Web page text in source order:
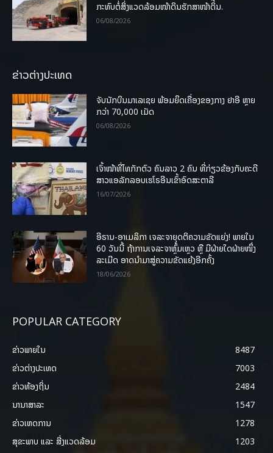
ກະທົບຕໍ່ສິ່ງແວດລ້ອມໜ້າດິນຮັກສາໜ້າດິນ.
06/08/2026
ຂ່າວຕ່າງປະເທດ
ຈັບນັກບິນມາເລເຊຍ ພ້ອມຍຶດເຄື່ອງຂອງກາງ ຢາອີ ຫຼາຍ
ກວ່າ 70,000 ເມັດ
06/08/2026
ເຈົ້າໜ້າທີ່ໄທກັກຕົວ ຄົນລາວ 2 ຄົນ ທີ່ກ່ຽວຂ້ອງກັບຄະດີ
ສາວແອລັກລອບເຮໂຣອີນເຂົ້າອົດສະຕາລີ
16/07/2026
ອີຣານ-ອາເມລິກາ ເຈລະຈາຍຸດຕິຄວາມຂັດແຍ່ງ! ພາຍໃນ
60 ວັນນີ້ ຖ້າການເຈລະຈາຫຼົ້ມເຫຼວ ຫຼື ມີຝ່າຍໃດຝ່າຍໜຶ່ງ
ລະເມີດ ອາດນໍາມາສູ່ຄວາມຂັດແຍ້ງອີກຄັ້ງ
18/06/2026
POPULAR CATEGORY
ຂ່າວພາຍ​ໃນ
8487
ຂ່າວຕ່າງປະເທດ
7003
ຂ່າວທ້ອງຖິ່ນ
2484
ນານາສາລະ
1547
ຂ່າວເຫດການ
1278
ສຸຂະພາບ ແລະ ສີ່ງແວດລ້ອມ
1203